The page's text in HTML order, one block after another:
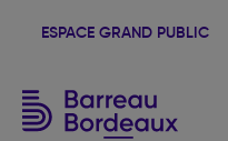
ESPACE GRAND PUBLIC